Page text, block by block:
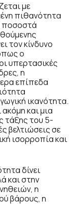
με
πιθανότητα
ποσοστά
τον κίνδυνο
ο
υπερτασικές
η
επίπεδα
ικανότητα.
και μια
τάξης του 5-
βελτιώσεις σε
ισορροπία και
δίνει
και στην
η
βάρους, η